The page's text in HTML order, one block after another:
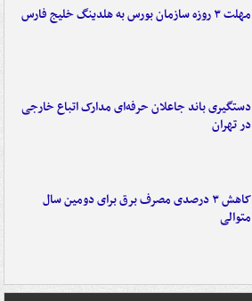
مهلت ۳ روزه سازمان بورس به هلدینگ خلیج فارس
دستگیری باند جاعلان حرفه‌ای مدارک اتباع خارجی
در تهران
کاهش ۳ درصدی مصرف برق برای دومین سال
متوالی